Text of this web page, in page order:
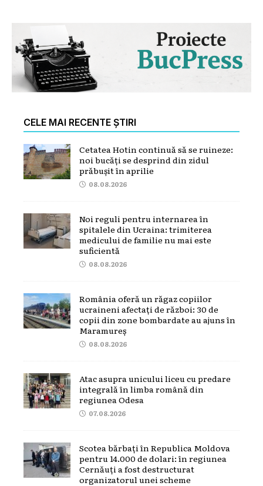
CELE MAI RECENTE ȘTIRI
Cetatea Hotin continuă să se ruineze:
noi bucăți se desprind din zidul
prăbușit în aprilie
08.08.2026
Noi reguli pentru internarea în
spitalele din Ucraina: trimiterea
medicului de familie nu mai este
suficientă
08.08.2026
România oferă un răgaz copiilor
ucraineni afectați de război: 30 de
copii din zone bombardate au ajuns în
Maramureș
08.08.2026
Atac asupra unicului liceu cu predare
integrală în limba română din
regiunea Odesa
07.08.2026
Scotea bărbați în Republica Moldova
pentru 14.000 de dolari: în regiunea
Cernăuți a fost destructurat
organizatorul unei scheme